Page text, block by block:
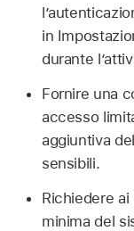
in
durante
Fornire una
accesso
aggiuntiva
sensibili.
Richiedere
minima del